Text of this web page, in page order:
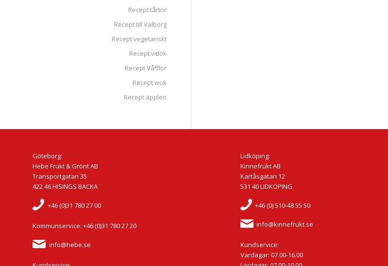
Recept tårtor
Recept till Valborg
Recept vegetariskt
Recept vitlök
Recept Våfflor
Recept wok
Recept äpplen
Göteborg:
Hebe Frukt & Grönt AB
Transportgatan 35
422 46 HISINGS BACKA
+46 (0)31 780 27 00
Kommunservice: +46 (0)31 780 27 20
info@hebe.se
Lidköping:
Kinnefrukt AB
Kartåsgatan 12
531 40 LIDKÖPING
+46 (0) 510-48 55 50
info@kinnefrukt.se
Kundservice:
Vardagar: 07.00-16.00